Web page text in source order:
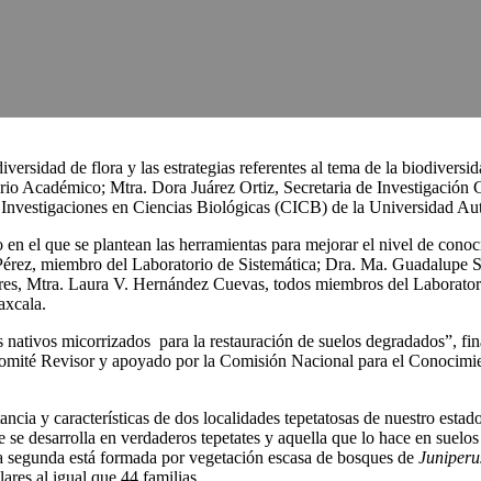
de flora y las estrategias referentes al tema de la
Académico; Mtra. Dora Juárez Ortiz, Secretaria de
en Ciencias Biológicas (CICB) de la Universidad
el que se plantean las herramientas para mejorar el nivel de
miembro del Laboratorio de Sistemática; Dra. Ma.
Mtra. Laura V. Hernández Cuevas, todos miembros del
micorrizados para la restauración de suelos
Revisor y apoyado por la Comisión Nacional para el
y características de dos localidades tepetatosas de nuestro
desarrolla en verdaderos tepetates y aquella que lo hace en
segunda está formada por vegetación escasa de bosques de
al igual que 44 familias.